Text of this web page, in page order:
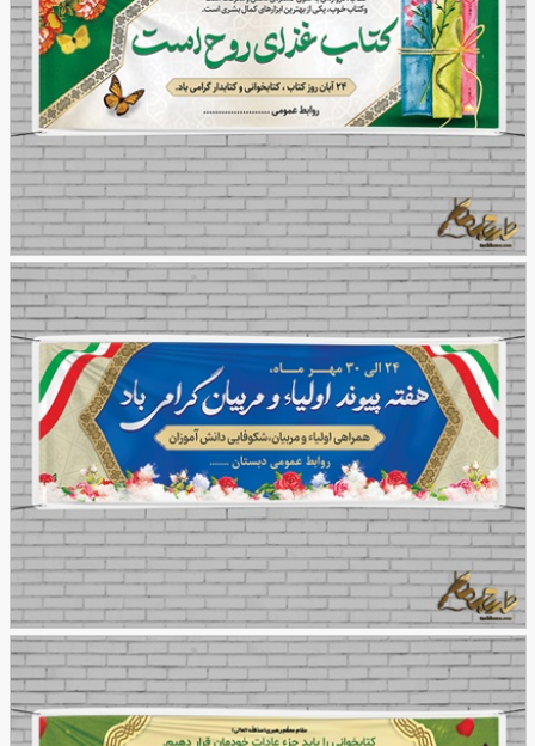
طرح بنر هفته کتاب و کتاب خوانی
179
طرح بنر هفته پیوند اولیا و مربیان دیواری
92